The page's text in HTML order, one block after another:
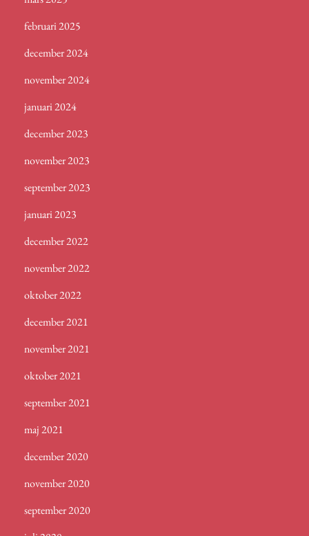
februari 2025
december 2024
november 2024
januari 2024
december 2023
november 2023
september 2023
januari 2023
december 2022
november 2022
oktober 2022
december 2021
november 2021
oktober 2021
september 2021
maj 2021
december 2020
november 2020
september 2020